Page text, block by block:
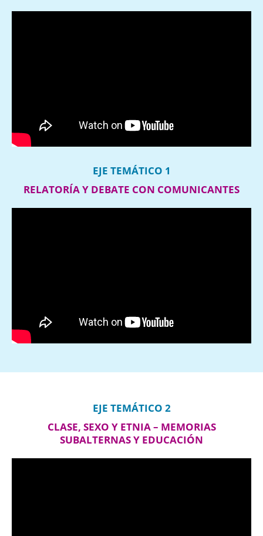
EJE TEMÁTICO 1
RELATORÍA Y DEBATE CON COMUNICANTES
EJE TEMÁTICO 2
CLASE, SEXO Y ETNIA – MEMORIAS
SUBALTERNAS Y EDUCACIÓN